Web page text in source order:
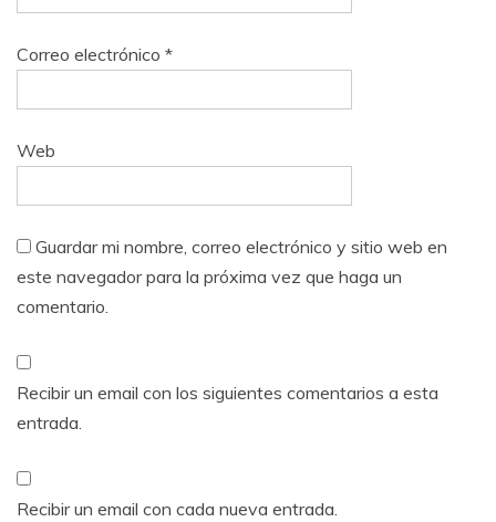
Correo electrónico *
Web
Guardar mi nombre, correo electrónico y sitio web en
este navegador para la próxima vez que haga un
comentario.
Recibir un email con los siguientes comentarios a esta
entrada.
Recibir un email con cada nueva entrada.